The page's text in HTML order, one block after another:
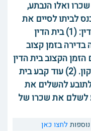
ואלו הנבתע,
לביתו לסיים את
התיקונים הדרושים. החלטות בית הדין: (1) בית הדין
בדירה בזמן קצוב
הקצוב בית הדין
הכריע כי הקבלן יאבד את זכות התיקון. (2) עוד קבע בית
להשלים את
לשלם את שכרו של
לחצו כאן